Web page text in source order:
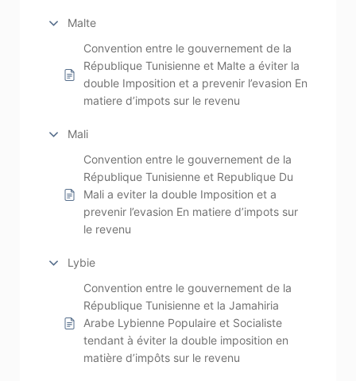
Malte
Convention entre le gouvernement de la
République Tunisienne et Malte a éviter la
double Imposition et a prevenir l’evasion En
matiere d’impots sur le revenu
Mali
Convention entre le gouvernement de la
République Tunisienne et Republique Du
Mali a eviter la double Imposition et a
prevenir l’evasion En matiere d’impots sur
le revenu
Lybie
Convention entre le gouvernement de la
République Tunisienne et la Jamahiria
Arabe Lybienne Populaire et Socialiste
tendant à éviter la double imposition en
matière d’impôts sur le revenu